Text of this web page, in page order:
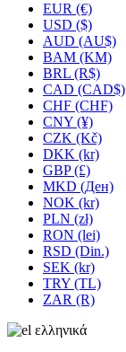
EUR (€)
USD ($)
AUD (AU$)
BAM (KM)
BRL (R$)
CAD (CAD$)
CHF (CHF)
CNY (¥)
CZK (Kč)
DKK (kr)
GBP (£)
MKD (Ден)
NOK (kr)
PLN (zł)
RON (lei)
RSD (Din.)
SEK (kr)
TRY (TL)
ZAR (R)
ελληνικά